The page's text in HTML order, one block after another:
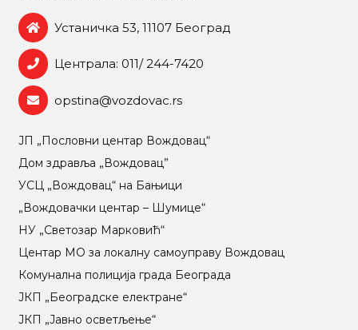
Устаничка 53, 11107 Београд
Централа: 011/ 244-7420
opstina@vozdovac.rs
ЈП „Пословни центар Вождовац“
Дом здравља „Вождовац”
УСЦ „Вождовац“ на Бањици
„Вождовачки центар – Шумице“
НУ „Светозар Марковић“
Центар МO за локалну самоуправу Вождовац
Комунална полиција града Београда
ЈКП „Београдске електране“
ЈКП „Јавно осветљење“